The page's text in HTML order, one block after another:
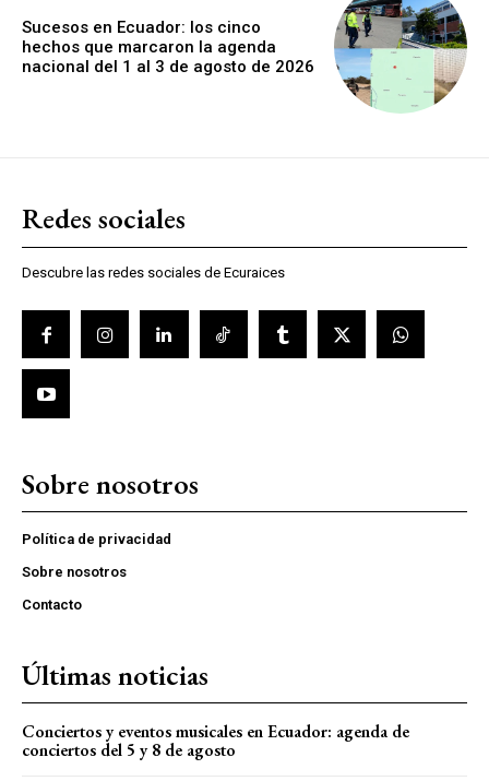
Sucesos en Ecuador: los cinco
hechos que marcaron la agenda
nacional del 1 al 3 de agosto de 2026
Redes sociales
Descubre las redes sociales de Ecuraices
Sobre nosotros
Política de privacidad
Sobre nosotros
Contacto
Últimas noticias
Conciertos y eventos musicales en Ecuador: agenda de
conciertos del 5 y 8 de agosto